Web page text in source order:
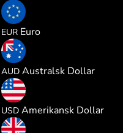
EUR Euro
AUD Australsk Dollar
USD Amerikansk Dollar